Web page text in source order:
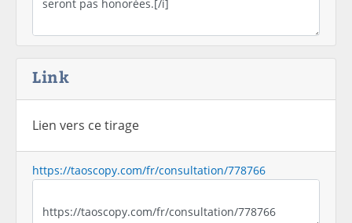
Link
Lien vers ce tirage
https://taoscopy.com/fr/consultation/778766